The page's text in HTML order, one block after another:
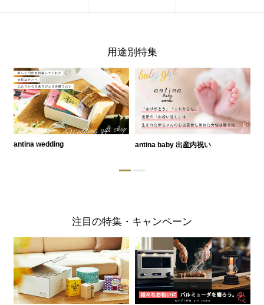
用途別特集
antina wedding antina baby 出産内祝い
注目の特集・キャンペーン